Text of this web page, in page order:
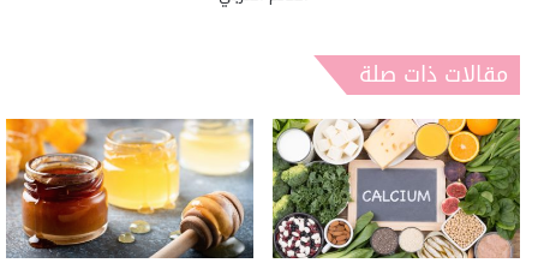
مقالات ذات صلة